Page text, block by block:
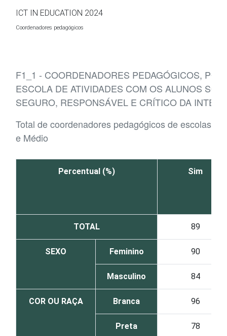
ICT IN EDUCATION 2024
Coordenadores pedagógicos
F1_1 - COORDENADORES PEDAGÓGICOS,
ESCOLA DE ATIVIDADES COM OS ALUNOS
SEGURO, RESPONSÁVEL E CRÍTICO DA
Total de coordenadores pedagógicos de escolas
e Médio
Percentual (%) Sim
TOTAL 89
SEXO Feminino 90
Masculino 84
COR OU RAÇA Branca 96
Preta 78